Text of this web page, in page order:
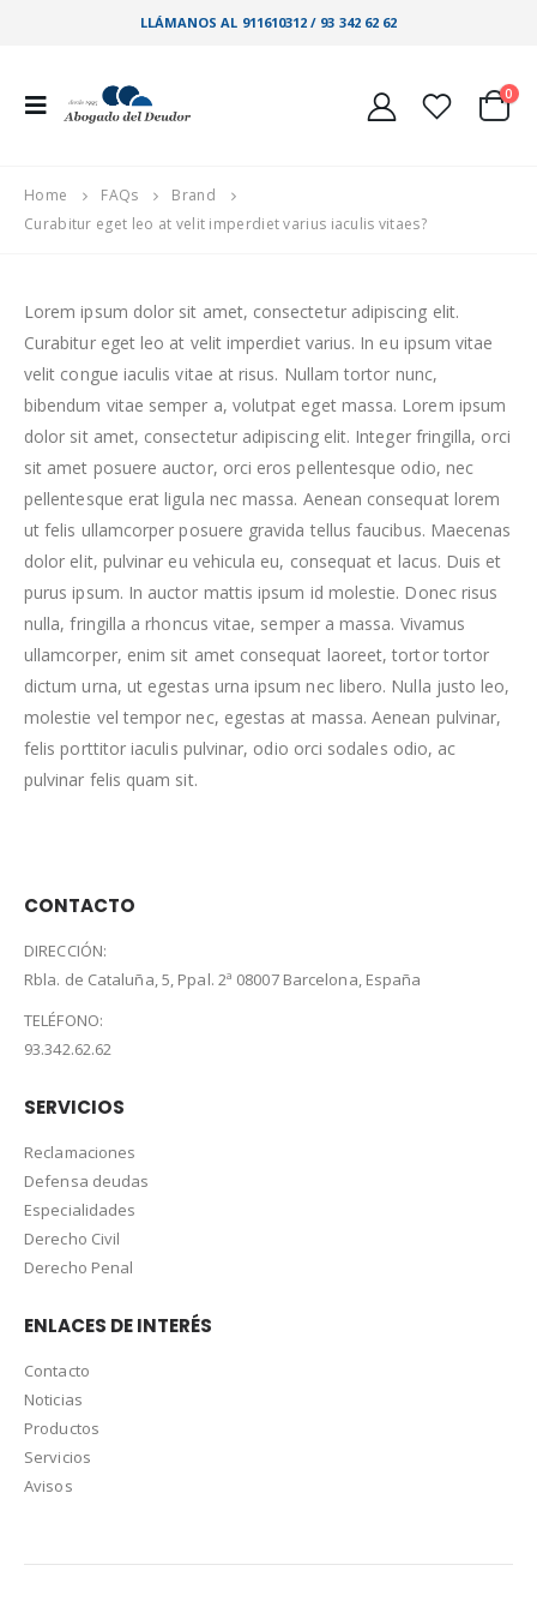
LLÁMANOS AL 911610312 / 93 342 62 62
0
Home FAQs
Brand
Curabitur eget leo at velit imperdiet varius iaculis vitaes?
Lorem ipsum dolor sit amet, consectetur adipiscing elit.
Curabitur eget leo at velit imperdiet varius. In eu ipsum vitae
velit congue iaculis vitae at risus. Nullam tortor nunc,
bibendum vitae semper a, volutpat eget massa. Lorem ipsum
dolor sit amet, consectetur adipiscing elit. Integer fringilla, orci
sit amet posuere auctor, orci eros pellentesque odio, nec
pellentesque erat ligula nec massa. Aenean consequat lorem
ut felis ullamcorper posuere gravida tellus faucibus. Maecenas
dolor elit, pulvinar eu vehicula eu, consequat et lacus. Duis et
purus ipsum. In auctor mattis ipsum id molestie. Donec risus
nulla, fringilla a rhoncus vitae, semper a massa. Vivamus
ullamcorper, enim sit amet consequat laoreet, tortor tortor
dictum urna, ut egestas urna ipsum nec libero. Nulla justo leo,
molestie vel tempor nec, egestas at massa. Aenean pulvinar,
felis porttitor iaculis pulvinar, odio orci sodales odio, ac
pulvinar felis quam sit.
CONTACTO
DIRECCIÓN:
Rbla. de Cataluña, 5, Ppal. 2ª 08007 Barcelona, España
TELÉFONO:
93.342.62.62
SERVICIOS
Reclamaciones
Defensa deudas
Especialidades
Derecho Civil
Derecho Penal
ENLACES DE INTERÉS
Contacto
Noticias
Productos
Servicios
Avisos